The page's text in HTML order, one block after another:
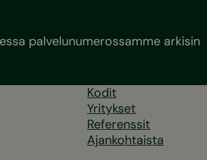
palvelunumerossamme arkisin
Kodit
Yritykset
Referenssit
Ajankohtaista